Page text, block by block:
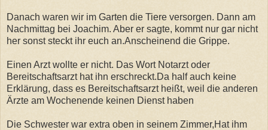
Danach waren wir im Garten die Tiere versorgen. Dann am
Nachmittag bei Joachim. Aber er sagte, kommt nur gar nicht
her sonst steckt ihr euch an.Anscheinend die Grippe.
Einen Arzt wollte er nicht. Das Wort Notarzt oder
Bereitschaftsarzt hat ihn erschreckt.Da half auch keine
Erklärung, dass es Bereitschaftsarzt heißt, weil die anderen
Ärzte am Wochenende keinen Dienst haben
Die Schwester war extra oben in seinem Zimmer,Hat ihm